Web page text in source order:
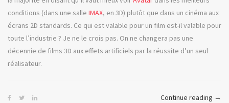
conditions (dans une salle IMAX, en 3D) plutôt que dans un cinéma aux
écrans 2D standards. Ce qui est valable pour un film est-il valable pour
toute l’industrie ? Je ne le crois pas. On ne changera pas une
décennie de films 3D aux effets artificiels par la réussite d’un seul
réalisateur.
Continue reading «
→